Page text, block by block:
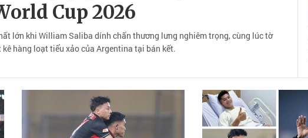
Cup 2026
lớn khi William Saliba dính chấn thương lưng nghiêm trọng, cùng lúc tờ
kê hàng loạt tiểu xảo của Argentina tại bán kết.